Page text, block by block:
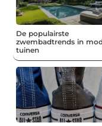
De populairste
zwembadtrends in
tuinen